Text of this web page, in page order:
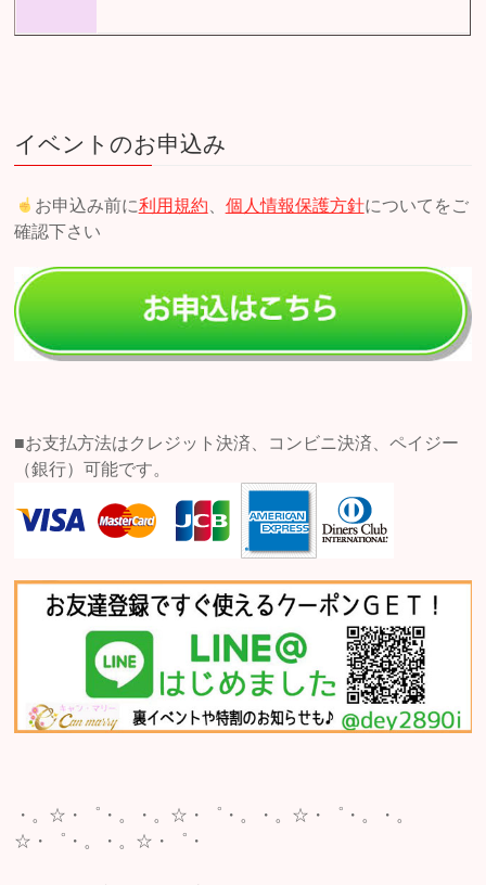
イベントのお申込み
お申込み前に利用規約 個人情報保護方針についてをご
確認下さい
■お支払方法はクレジット決済、コンビニ決済、ペイジー
（銀行）可能です。
・。☆・゜・。・。☆・゜・。・。☆・゜・。・。
☆・゜・。・。☆・゜・